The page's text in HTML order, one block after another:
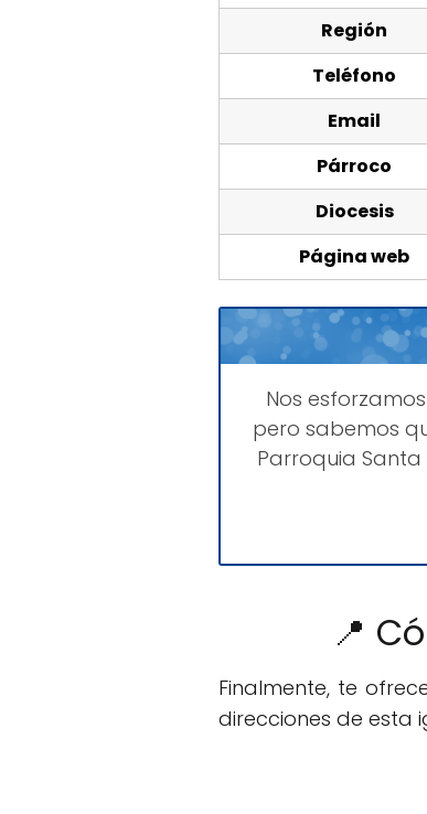
Región
Teléfono
Email
Párroco
Diocesis
Página web
Nos
pero sabemos
Parroquia
📍
Finalmente, te
direcciones de esta